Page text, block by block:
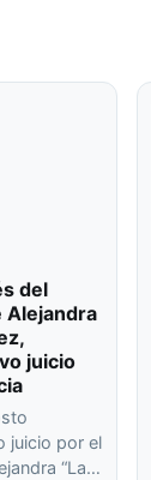
del
Alejandra
juicio
juicio por el
“La…